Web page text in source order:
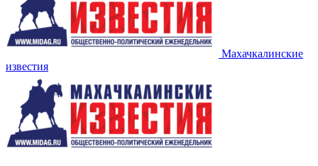
Махачкалинские
известия